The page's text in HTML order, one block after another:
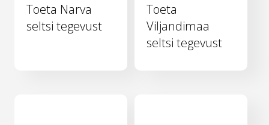
Toeta Narva
seltsi tegevust
Toeta
Viljandimaa
seltsi tegevust